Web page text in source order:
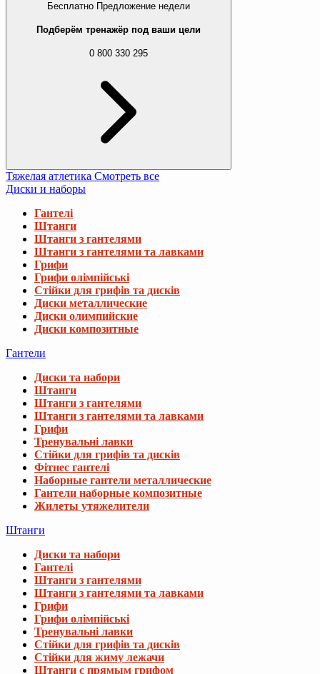
Бесплатно Предложение недели
Подберём тренажёр под ваши цели
0 800 330 295
Тяжелая атлетика Смотреть все
Диски и наборы
Гантелі
Штанги
Штанги з гантелями
Штанги з гантелями та лавками
Грифи
Грифи олімпійські
Стійки для грифів та дисків
Диски металлические
Диски олимпийские
Диски композитные
Гантели
Диски та набори
Штанги
Штанги з гантелями
Штанги з гантелями та лавками
Грифи
Тренувальні лавки
Стійки для грифів та дисків
Фітнес гантелі
Наборные гантели металлические
Гантели наборные композитные
Жилеты утяжелители
Штанги
Диски та набори
Гантелі
Штанги з гантелями
Штанги з гантелями та лавками
Грифи
Грифи олімпійські
Тренувальні лавки
Стійки для грифів та дисків
Стійки для жиму лежачи
Штанги с прямым грифом